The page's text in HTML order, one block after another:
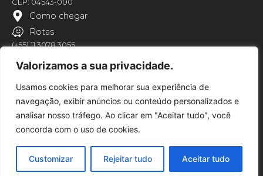
Valorizamos a sua privacidade.
Usamos cookies para melhorar sua experiência de
navegação, exibir anúncios ou conteúdo personalizados e
analisar nosso tráfego. Ao clicar em "Aceitar tudo", você
concorda com o uso de cookies.
Customizar Rejeitar tudo Aceitar tudo
CEP: 04543-000
Como chegar
Rotas
(+55) 11 3078 3055
Política de privacidade © AN1